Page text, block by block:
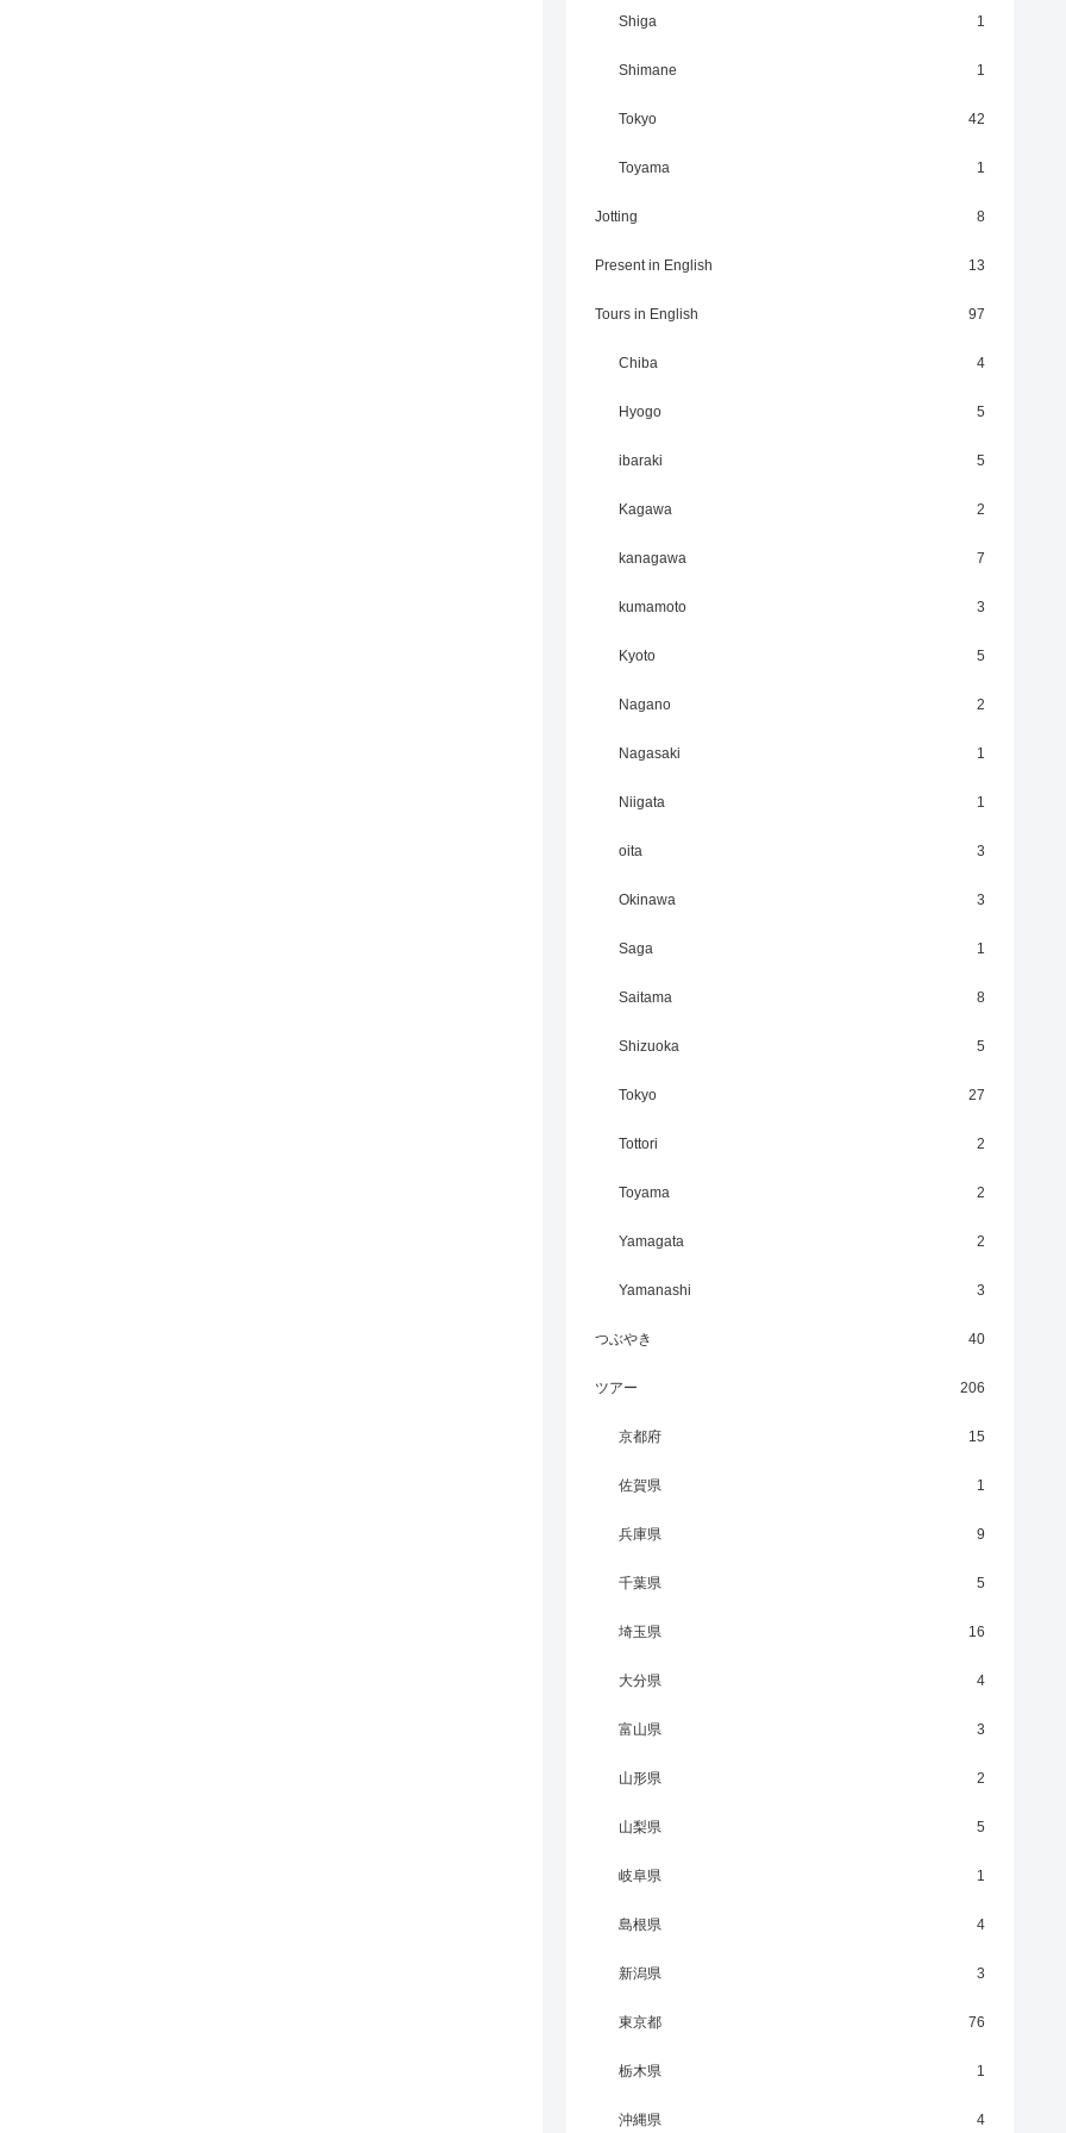
Shiga 1
Shimane 1
Tokyo 42
Toyama 1
Jotting 8
Present in English 13
Tours in English 97
Chiba 4
Hyogo 5
ibaraki 5
Kagawa 2
kanagawa 7
kumamoto 3
Kyoto 5
Nagano 2
Nagasaki 1
Niigata 1
oita 3
Okinawa 3
Saga 1
Saitama 8
Shizuoka 5
Tokyo 27
Tottori 2
Toyama 2
Yamagata 2
Yamanashi 3
つぶやき 40
ツアー 206
京都府 15
佐賀県 1
兵庫県 9
千葉県 5
埼玉県 16
大分県 4
富山県 3
山形県 2
山梨県 5
岐阜県 1
島根県 4
新潟県 3
東京都 76
栃木県 1
沖縄県 4